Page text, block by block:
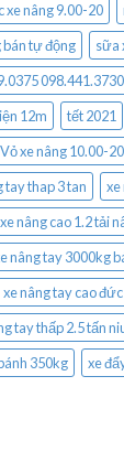
xe nâng 9.00-20
bán tự động
sữa
12m
tết 2021
Vỏ xe nâng 10.00-20
tay thap 3 tan
xe
xe nâng cao 1.2 tải
nâng tay 3000kg
xe nâng tay cao đức
tay thấp 2.5 tấn
350kg
xe